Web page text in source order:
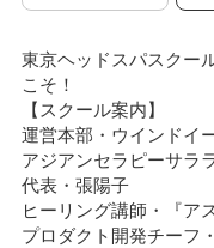
東京ヘッドスパスクー
こそ！
【スクール案内】
運営本部・ウインドイ
アジアンセラピーサラ
代表・張陽子
ヒーリング講師・『ア
プロダクト開発チーフ